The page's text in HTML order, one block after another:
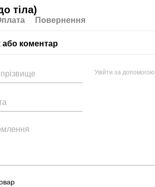
тіла)
Повернення
або коментар
Увійти за допомогою